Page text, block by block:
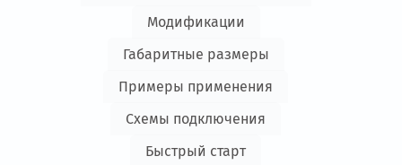
Модификации
Габаритные размеры
Примеры применения
Схемы подключения
Быстрый старт